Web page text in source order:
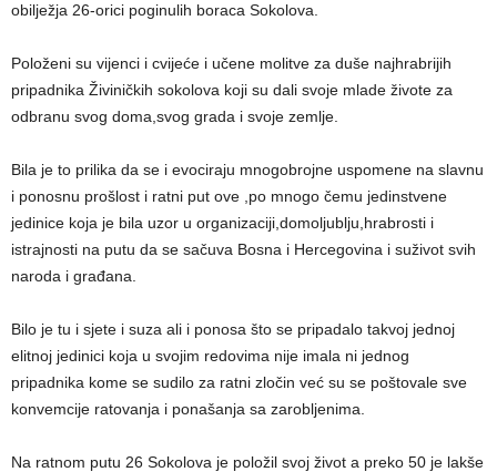
obilježja 26-orici poginulih boraca Sokolova.
Položeni su vijenci i cvijeće i učene molitve za duše najhrabrijih
pripadnika Živiničkih sokolova koji su dali svoje mlade živote za
odbranu svog doma,svog grada i svoje zemlje.
Bila je to prilika da se i evociraju mnogobrojne uspomene na slavnu
i ponosnu prošlost i ratni put ove ,po mnogo čemu jedinstvene
jedinice koja je bila uzor u organizaciji,domoljublju,hrabrosti i
istrajnosti na putu da se sačuva Bosna i Hercegovina i suživot svih
naroda i građana.
Bilo je tu i sjete i suza ali i ponosa što se pripadalo takvoj jednoj
elitnoj jedinici koja u svojim redovima nije imala ni jednog
pripadnika kome se sudilo za ratni zločin već su se poštovale sve
konvemcije ratovanja i ponašanja sa zarobljenima.
Na ratnom putu 26 Sokolova je položil svoj život a preko 50 je lakše